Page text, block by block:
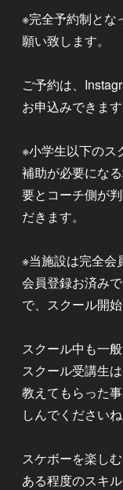
※完全予約制とな
願い致します。
ご予約は、
お申込みできます
※小学生以下のス
補助が必要にな
要とコーチ側が
だきます。
※当施設は完全会
会員登録お済み
で、スクール開
スクール中も一
スクール受講生
教えてもらった
しんでくださいね
スケボーを楽しむ
ある程度のスキ